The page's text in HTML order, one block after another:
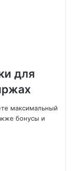
для
максимальный
бонусы и